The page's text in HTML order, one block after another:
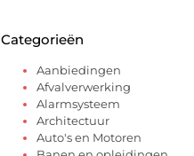
Categorieën
Aanbiedingen
Afvalverwerking
Alarmsysteem
Architectuur
Auto's en Motoren